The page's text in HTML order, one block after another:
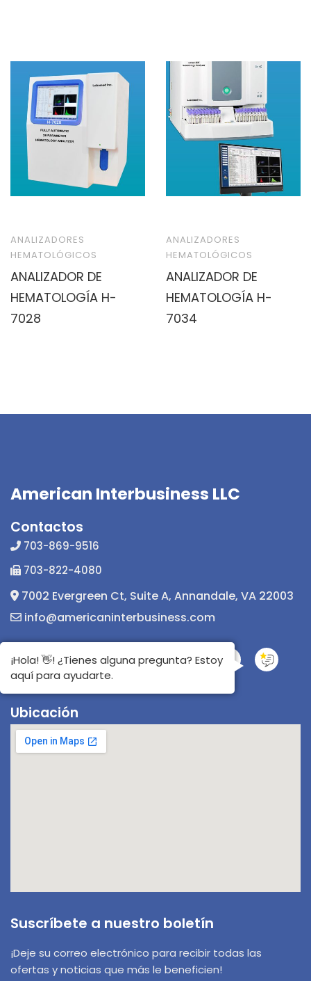
ANALIZADORES
HEMATOLÓGICOS
ANALIZADOR DE
HEMATOLOGÍA H-
7028
ANALIZADORES
HEMATOLÓGICOS
ANALIZADOR DE
HEMATOLOGÍA H-
7034
American Interbusiness LLC
Contactos
703-869-9516
703-822-4080
7002 Evergreen Ct, Suite A, Annandale, VA 22003
info@americaninterbusiness.com
Ubicación
Suscríbete a nuestro boletín
¡Deje su correo electrónico para recibir todas las
ofertas y noticias que más le beneficien!
¡Hola! 👋! ¿Tienes alguna pregunta? Estoy
aquí para ayudarte.